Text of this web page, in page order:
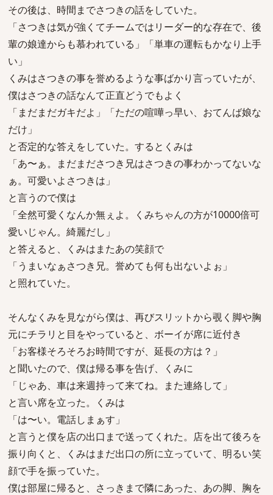
その後は、時間までさつきの話をしていた。
「さつきは気が強くてチームではリーダー的な存在で、後
輩の娘達からも慕われている」「単車の運転もかなり上手
い」
くみはさつきの事を誉めるような事ばかり言っていたが、
僕はさつきの話なんて正直どうでもよく
「まだまだガキだよ」「ただの喧嘩っ早い、おてんば娘な
だけ」
と否定的な答えをしていた。するとくみは
「あ〜ぁ。まだまださつき兄はさつきの事わかってないな
ぁ。可愛いよさつきは」
と言うので僕は
「全然可愛くなんか無ぇよ。くみちゃんの方が10000倍可
愛いじゃん。綺麗だし」
と答えると、くみはまたあの笑顔で
「うまいなぁさつき兄。誉めても何も出ないよぉ」
と照れていた。
そんなくみを見ながら僕は、再びスリットから覗く脚や胸
元にチラリと目をやっていると、ボーイが席に近付き
「お客様そろそろお時間ですが、延長の方は？」
と聞いたので、僕は帰る事を告げ、くみに
「じゃあ、車は来週持って来てね。また連絡して」
と言い席を立った。くみは
「は〜い。電話しまぁす」
と言うと僕を店の出口まで送ってくれた。店を出て後ろを
振り向くと、くみはまだ出口の所に立っていて、明るい笑
顔で手を振っていた。
僕は部屋に帰ると、さっきまで隣にあった、あの脚、胸を